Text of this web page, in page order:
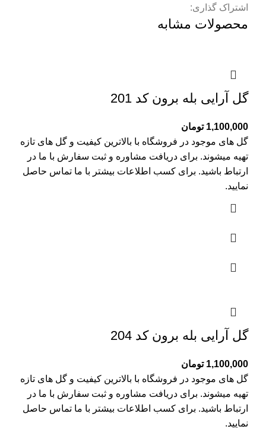
اشتراک گذاری:
محصولات مشابه
گل آرایی بله برون کد 201
1,100,000 تومان
گل های موجود در فروشگاه با بالاترین کیفیت و گل های تازه
تهیه میشوند. برای دریافت مشاوره و ثبت سفارش با ما در
ارتباط باشید. برای کسب اطلاعات بیشتر با ما تماس حاصل
نمایید.
گل آرایی بله برون کد 204
1,100,000 تومان
گل های موجود در فروشگاه با بالاترین کیفیت و گل های تازه
تهیه میشوند. برای دریافت مشاوره و ثبت سفارش با ما در
ارتباط باشید. برای کسب اطلاعات بیشتر با ما تماس حاصل
نمایید.